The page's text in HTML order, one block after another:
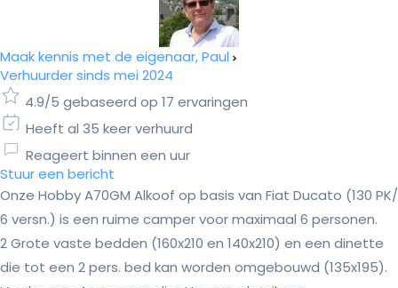
Maak kennis met de eigenaar, Paul
Verhuurder sinds mei 2024
4.9/5 gebaseerd op 17 ervaringen
Heeft al 35 keer verhuurd
Reageert binnen een uur
Stuur een bericht
Onze Hobby A70GM Alkoof op basis van Fiat Ducato (130 PK/
6 versn.) is een ruime camper voor maximaal 6 personen.
2 Grote vaste bedden (160x210 en 140x210) en een dinette
die tot een 2 pers. bed kan worden omgebouwd (135x195).